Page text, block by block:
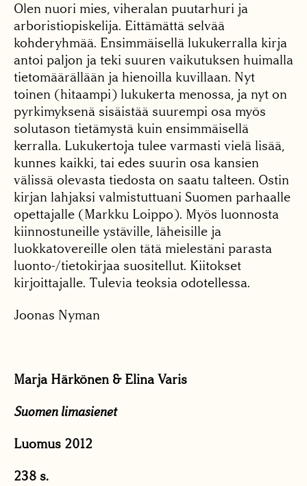
Olen nuori mies, viheralan puutarhuri ja
arboristiopiskelija. Eittämättä selvää
kohderyhmää. Ensimmäisellä lukukerralla kirja
antoi paljon ja teki suuren vaikutuksen huimalla
tietomäärällään ja hienoilla kuvillaan. Nyt
toinen (hitaampi) lukukerta menossa, ja nyt on
pyrkimyksenä sisäistää suurempi osa myös
solutason tietämystä kuin ensimmäisellä
kerralla. Lukukertoja tulee varmasti vielä lisää,
kunnes kaikki, tai edes suurin osa kansien
välissä olevasta tiedosta on saatu talteen. Ostin
kirjan lahjaksi valmistuttuani Suomen parhaalle
opettajalle (Markku Loippo). Myös luonnosta
kiinnostuneille ystäville, läheisille ja
luokkatovereille olen tätä mielestäni parasta
luonto-/tietokirjaa suositellut. Kiitokset
kirjoittajalle. Tulevia teoksia odotellessa.
Joonas Nyman
Marja Härkönen & Elina Varis
Suomen limasienet
Luomus 2012
238 s.